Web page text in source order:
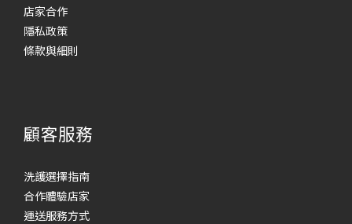
店家合作
隱私政策
條款與細則
顧客服務
洗護選擇指南
合作體驗店家
運送服務方式